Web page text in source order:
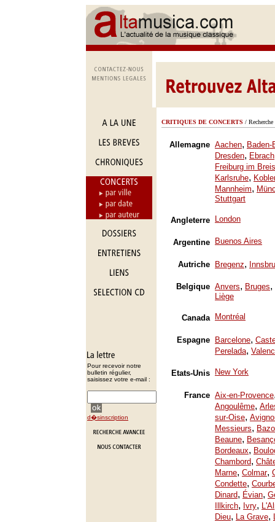
Pour recevoir notre
bulletin régulier,
saisissez votre e-mail :
d�sinscription
CRITIQUES DE CONCERTS /
Allemagne Aachen, Baden-
Dresden, Ebrach
Freiburg im
Karlsruhe,
Mannheim,
Stuttgart
Angleterre London
Argentine Buenos Aires
Autriche Bregenz,
Belgique Anvers, Bruges,
Liège
Canada Montréal
Espagne Barcelone,
Perelada,
Etats-Unis New York
France Aix-en-Provence
Angoulême,
sur-Oise,
Messieurs,
Beaune,
Bordeaux,
Chambord,
Marne, Colmar,
Condette,
Dinard, Évian,
Illkirch, Ivry,
Dieu, La Grave,